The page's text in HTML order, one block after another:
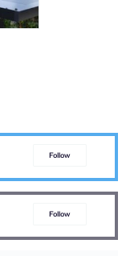
Follow
Follow